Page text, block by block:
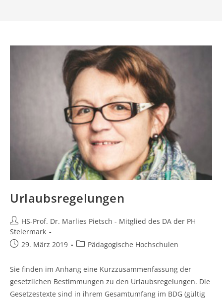
Urlaubsregelungen
Beitrags-
Autor:
HS-Prof. Dr. Marlies Pietsch - Mitglied des DA der PH
Steiermark
Beitrag29. März 2019
Beitrags-
Pädagogische Hochschulen
Sie finden im Anhang eine Kurzzusammenfassung der
gesetzlichen Bestimmungen zu den Urlaubsregelungen. Die
Gesetzestexte sind in ihrem Gesamtumfang im BDG (gültig